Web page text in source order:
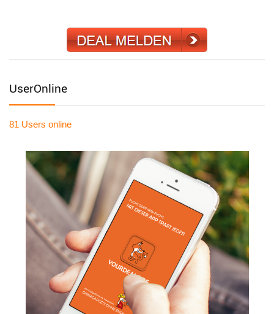
UserOnline
81 Users online